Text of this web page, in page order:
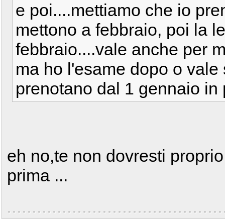
e poi....mettiamo che io
mettono a febbraio, poi la
febbraio....vale anche per
ma ho l'esame dopo o
prenotano dal 1 gennaio in
eh no,te non dovresti
prima ...